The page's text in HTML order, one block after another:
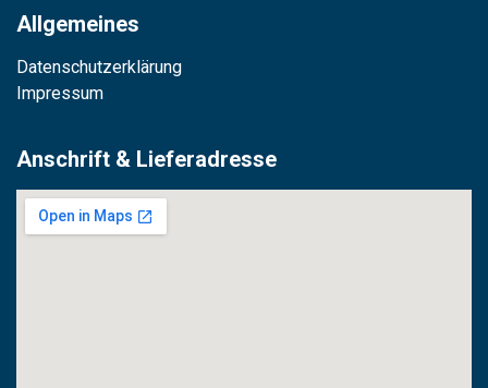
Allgemeines
Datenschutzerklärung
Impressum
Anschrift & Lieferadresse